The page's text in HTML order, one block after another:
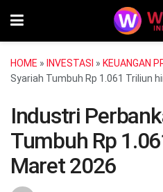
HOME » INVESTASI » KEUANGAN
Syariah Tumbuh Rp 1.061 Triliun
Industri
Tumbuh Rp
Maret 2026